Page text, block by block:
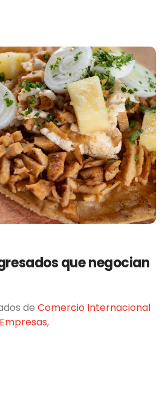
que negocian
de Comercio Internacional